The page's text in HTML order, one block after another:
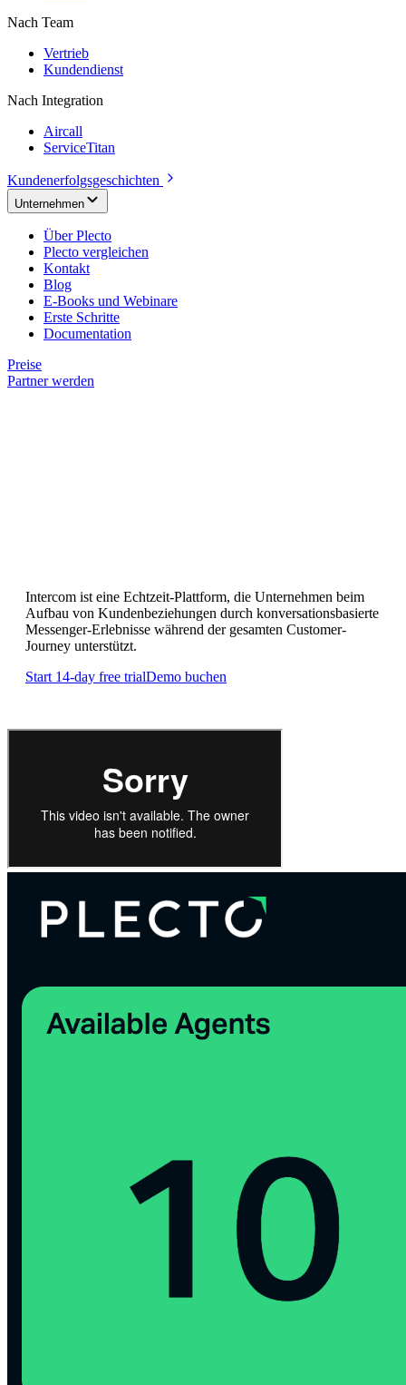
Nach Team
Vertrieb
Kundendienst
Nach Integration
Aircall
ServiceTitan
Kundenerfolgsgeschichten
Unternehmen
Über Plecto
Plecto vergleichen
Kontakt
Blog
E-Books und Webinare
Erste Schritte
Documentation
Preise
Partner werden
Intercom ist eine Echtzeit-Plattform, die Unternehmen beim
Aufbau von Kundenbeziehungen durch konversationsbasierte
Messenger-Erlebnisse während der gesamten Customer-
Journey unterstützt.
Start 14-day free trialDemo buchen